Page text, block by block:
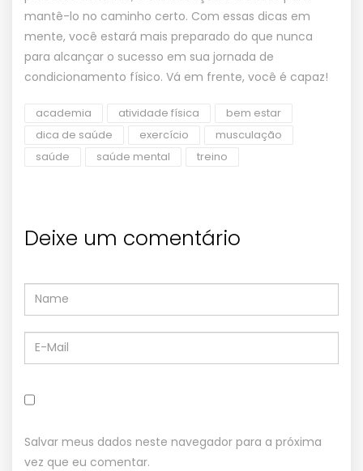
mantê-lo no caminho certo. Com essas dicas em
mente, você estará mais preparado do que nunca
para alcançar o sucesso em sua jornada de
condicionamento físico. Vá em frente, você é capaz!
academia atividade física
bem estar
dica de saúde
exercício
musculação
saúde
saúde mental treino
Deixe um comentário
Salvar meus dados neste navegador para a próxima
vez que eu comentar.